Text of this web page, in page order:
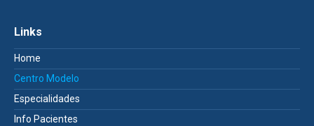
Links
Home
Centro Modelo
Especialidades
Info Pacientes